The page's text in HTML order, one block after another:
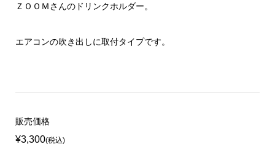
ＺＯＯＭさんのドリンクホルダー。
エアコンの吹き出しに取付タイプです。
販売価格
¥3,300(税込)